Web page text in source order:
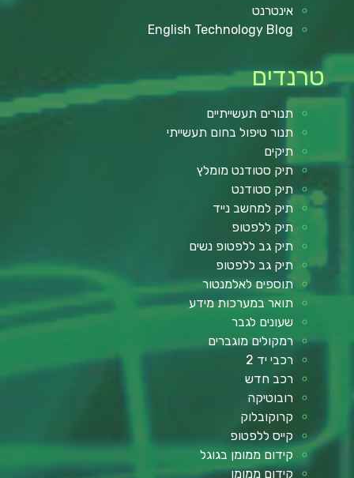
אינטרנט
English Technology Blog
טרנדים
תנורים תעשייתיים
תנור טיפול בחום תעשייתי
תיקים
תיק סטודנט מומלץ
תיק סטודנט
תיק למחשב נייד
תיק ללפטופ
תיק גב ללפטופ נשים
תיק גב ללפטופ
תוספים לאלמנטור
תואר במערכות מידע
שעונים לגבר
רמקולים מוגברים
רכבי יד 2
רכב חדש
רובוטיקה
קרוקובלוק
קייס ללפטופ
קידום ממומן בגוגל
קידום ממומן